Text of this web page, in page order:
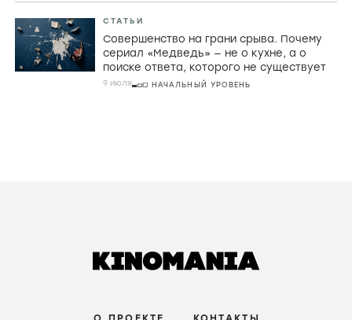
СТАТЬИ
Совершенство на грани срыва. Почему
сериал «Медведь» — не о кухне, а о
поиске ответа, которого не существует
9 июля НАЧАЛЬНЫЙ УРОВЕНЬ